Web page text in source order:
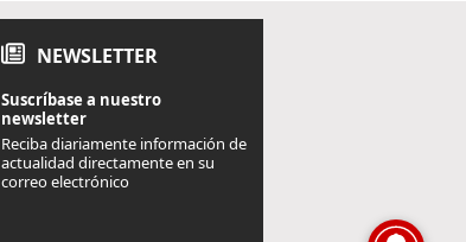
NEWSLETTER
Suscríbase a nuestro
newsletter
Reciba diariamente información de
actualidad directamente en su
correo electrónico